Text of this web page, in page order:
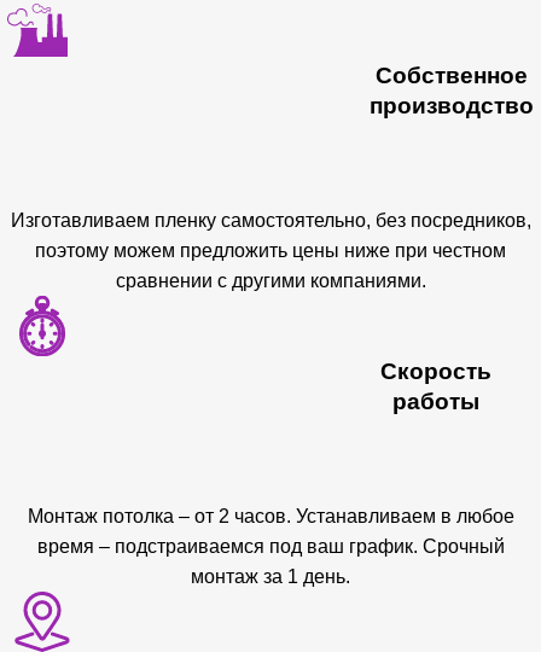
Собственное
производство
Изготавливаем пленку самостоятельно, без посредников,
поэтому можем предложить цены ниже при честном
сравнении с другими компаниями.
Скорость
работы
Монтаж потолка – от 2 часов. Устанавливаем в любое
время – подстраиваемся под ваш график. Срочный
монтаж за 1 день.